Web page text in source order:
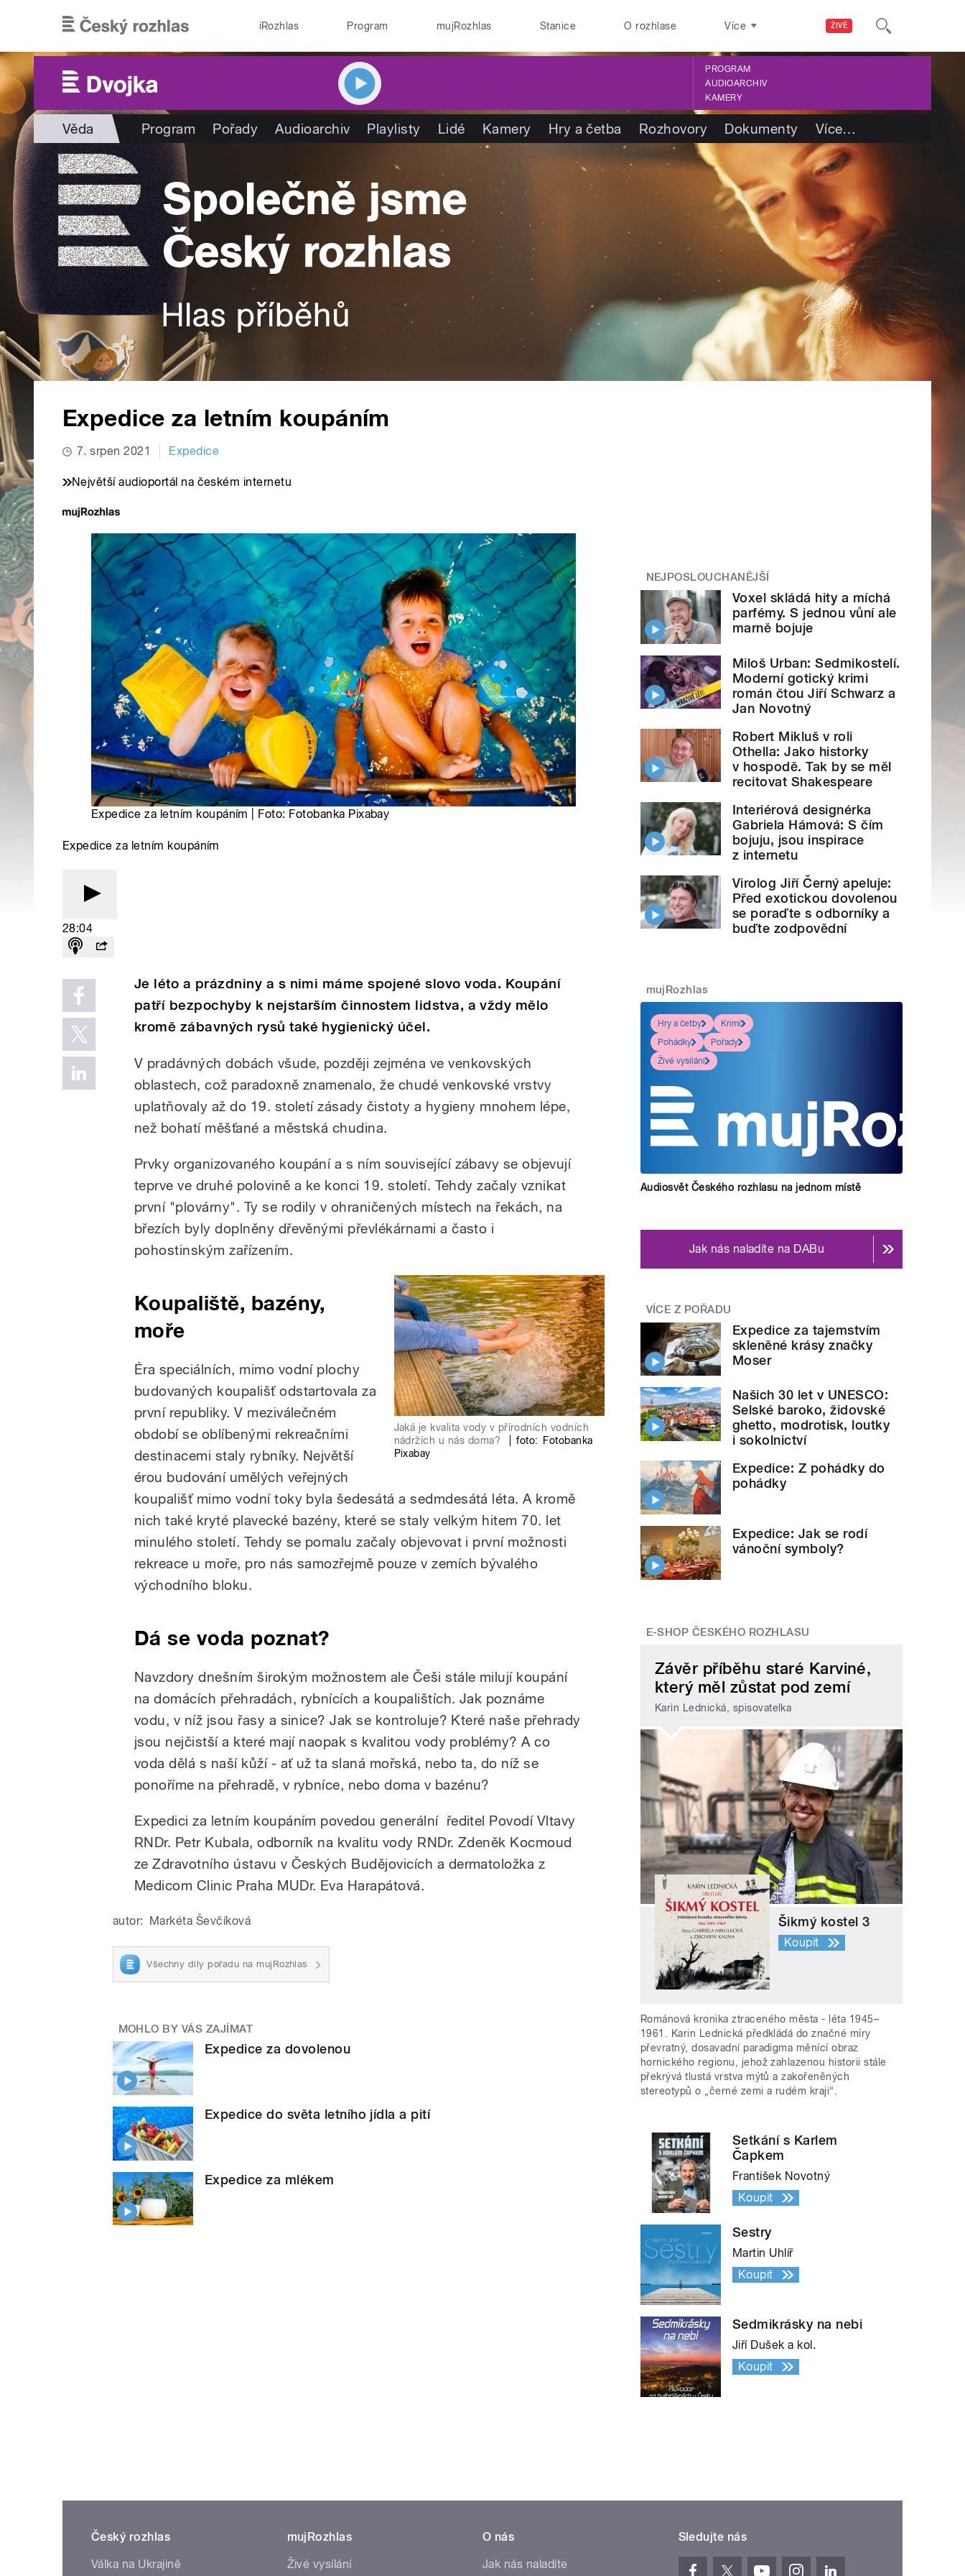
ŽIVĚ
iRozhlas Program mujRozhlas Stanice O rozhlase Více
PROGRAM
AUDIOARCHIV
KAMERY
Věda Program Pořady Audioarchiv Playlisty Lidé Kamery Hry a četba Rozhovory Dokumenty Více…
Expedice za letním koupáním
7. srpen 2021 Expedice
Největší audioportál na českém internetu
Expedice za letním koupáním | Foto: Fotobanka Pixabay
Expedice za letním koupáním
28:04
Je léto a prázdniny a s nimi máme spojené slovo voda. Koupání
patří bezpochyby k nejstarším činnostem lidstva, a vždy mělo
kromě zábavných rysů také hygienický účel.
V pradávných dobách všude, později zejména ve venkovských
oblastech, což paradoxně znamenalo, že chudé venkovské vrstvy
uplatňovaly až do 19. století zásady čistoty a hygieny mnohem lépe,
než bohatí měšťané a městská chudina.
Prvky organizovaného koupání a s ním související zábavy se objevují
teprve ve druhé polovině a ke konci 19. století. Tehdy začaly vznikat
první "plovárny". Ty se rodily v ohraničených místech na řekách, na
březích byly doplněny dřevěnými převlékárnami a často i
pohostinským zařízením.
Jaká je kvalita vody v přírodních vodních
nádržích u nás doma?
foto:
Fotobanka
Pixabay
Koupaliště, bazény,
moře
Éra speciálních, mimo vodní plochy
budovaných koupališť odstartovala za
první republiky. V meziválečném
období se oblíbenými rekreačními
destinacemi staly rybníky. Největší
érou budování umělých veřejných
koupališť mimo vodní toky byla šedesátá a sedmdesátá léta. A kromě
nich také kryté plavecké bazény, které se staly velkým hitem 70. let
minulého století. Tehdy se pomalu začaly objevovat i první možnosti
rekreace u moře, pro nás samozřejmě pouze v zemích bývalého
východního bloku.
Dá se voda poznat?
Navzdory dnešním širokým možnostem ale Češi stále milují koupání
na domácích přehradách, rybnících a koupalištích. Jak poznáme
vodu, v níž jsou řasy a sinice? Jak se kontroluje? Které naše přehrady
jsou nejčistší a které mají naopak s kvalitou vody problémy? A co
voda dělá s naší kůží - ať už ta slaná mořská, nebo ta, do níž se
ponoříme na přehradě, v rybníce, nebo doma v bazénu?
Expedici za letním koupáním povedou generální ředitel Povodí Vltavy
RNDr. Petr Kubala, odborník na kvalitu vody RNDr. Zdeněk Kocmoud
ze Zdravotního ústavu v Českých Budějovicích a dermatoložka z
Medicom Clinic Praha MUDr. Eva Harapátová.
autor: Markéta Ševčíková
Všechny díly pořadu na mujRozhlas
MOHLO BY VÁS ZAJÍMAT
Expedice za dovolenou
Expedice do světa letního jídla a pití
Expedice za mlékem
NEJPOSLOUCHANĚJŠÍ
Voxel skládá hity a míchá
parfémy. S jednou vůní ale
marně bojuje
Miloš Urban: Sedmikostelí.
Moderní gotický krimi
román čtou Jiří Schwarz a
Jan Novotný
Robert Mikluš v roli
Othella: Jako historky
v hospodě. Tak by se měl
recitovat Shakespeare
Interiérová designérka
Gabriela Hámová: S čím
bojuju, jsou inspirace
z internetu
Virolog Jiří Černý apeluje:
Před exotickou dovolenou
se poraďte s odborníky a
buďte zodpovědní
mujRozhlas
Hry a četby
Krimi
Pohádky
Pořady
Živé vysílání
Audiosvět Českého rozhlasu na jednom místě
Jak nás naladíte na DABu
VÍCE Z POŘADU
Expedice za tajemstvím
skleněné krásy značky
Moser
Našich 30 let v UNESCO:
Selské baroko, židovské
ghetto, modrotisk, loutky
i sokolnictví
Expedice: Z pohádky do
pohádky
Expedice: Jak se rodí
vánoční symboly?
E-SHOP ČESKÉHO ROZHLASU
Závěr příběhu staré Karviné,
který měl zůstat pod zemí
Karin Lednická, spisovatelka
Šikmý kostel 3
Koupit
Románová kronika ztraceného města - léta 1945–
1961. Karin Lednická předkládá do značné míry
převratný, dosavadní paradigma měnící obraz
hornického regionu, jehož zahlazenou historii stále
překrývá tlustá vrstva mýtů a zakořeněných
stereotypů o „černé zemi a rudém kraji“.
Setkání s Karlem
Čapkem
František Novotný
Koupit
Sestry
Martin Uhlíř
Koupit
Sedmikrásky na nebi
Jiří Dušek a kol.
Koupit
Český rozhlas
Válka na Ukrajině
mujRozhlas
Živé vysílání
O nás
Jak nás naladíte
Sledujte nás